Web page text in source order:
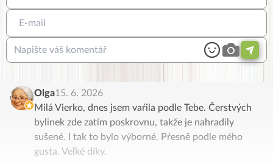
Olga15. 6. 2026
Milá Vierko, dnes jsem vaŕila podle Tebe. Čerstvých
bylinek zde zatím poskrovnu, takže je nahradily
sušené. I tak to bylo výborné. Pŕesně podle mého
gusta. Velké díky.